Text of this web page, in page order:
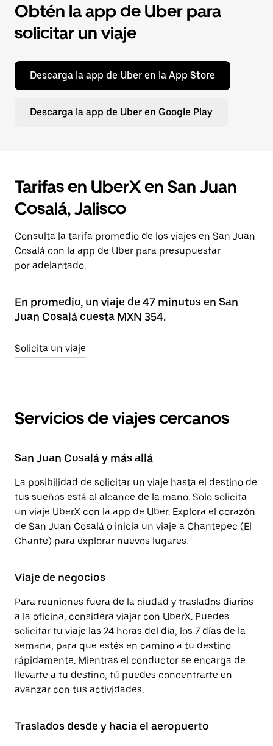
Obtén la app de Uber para
solicitar un viaje
Descarga la app de Uber en la App Store
Descarga la app de Uber en Google Play
Tarifas en UberX en San Juan
Cosalá, Jalisco
Consulta la tarifa promedio de los viajes en San Juan
Cosalá con la app de Uber para presupuestar
por adelantado.
En promedio, un viaje de 47 minutos en San
Juan Cosalá cuesta MXN 354.
Solicita un viaje
Servicios de viajes cercanos
San Juan Cosalá y más allá
La posibilidad de solicitar un viaje hasta el destino de
tus sueños está al alcance de la mano. Solo solicita
un viaje UberX con la app de Uber. Explora el corazón
de San Juan Cosalá o inicia un viaje a Chantepec (El
Chante) para explorar nuevos lugares.
Viaje de negocios
Para reuniones fuera de la ciudad y traslados diarios
a la oficina, considera viajar con UberX. Puedes
solicitar tu viaje las 24 horas del día, los 7 días de la
semana, para que estés en camino a tu destino
rápidamente. Mientras el conductor se encarga de
llevarte a tu destino, tú puedes concentrarte en
avanzar con tus actividades.
Traslados desde y hacia el aeropuerto